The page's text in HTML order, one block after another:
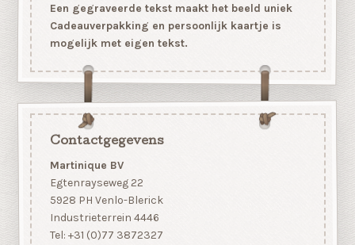
Een gegraveerde tekst maakt het beeld uniek
Cadeauverpakking en persoonlijk kaartje is
mogelijk met eigen tekst.
Contactgegevens
Martinique BV
Egtenrayseweg 22
5928 PH Venlo-Blerick
Industrieterrein 4446
Tel: +31 (0)77 3872327